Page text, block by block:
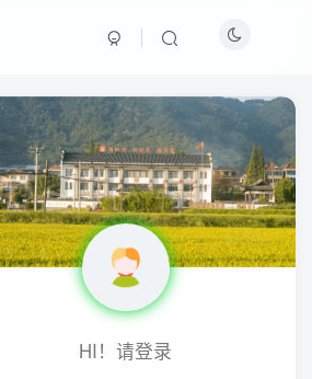
最新热门
周淑怡pgone事件始末，周
淑怡现状
真子日记：粉丝千万的真子
日记是最懂反转的网红吗？
网红卓仕琳是哪里人，下跪
HI！请登录